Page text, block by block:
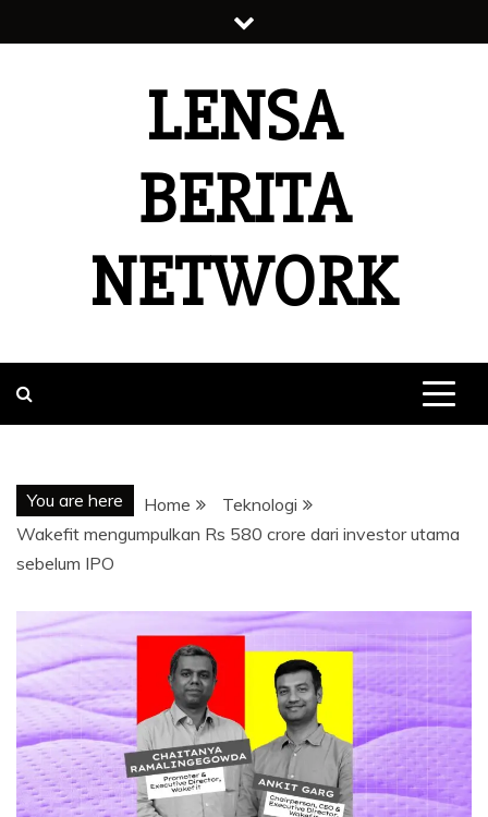
to
LENSA
BERITA
NETWORK
You are here Home
Teknologi
Wakefit mengumpulkan Rs 580 crore dari investor utama
sebelum IPO